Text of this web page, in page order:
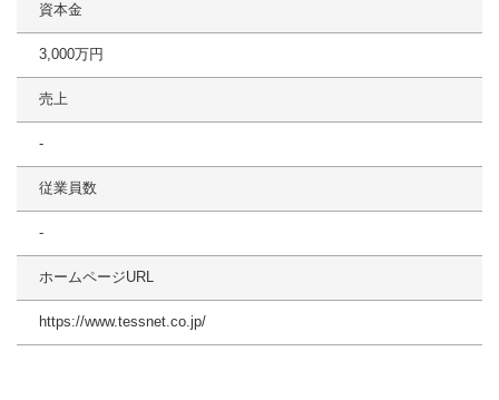
資本金
3,000万円
売上
-
従業員数
-
ホームページURL
https://www.tessnet.co.jp/